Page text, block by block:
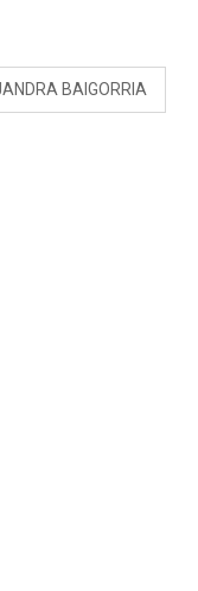
BAIGORRIA